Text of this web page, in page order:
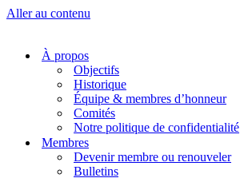
Aller au contenu
À propos
Objectifs
Historique
Équipe & membres d’honneur
Comités
Notre politique de confidentialité
Membres
Devenir membre ou renouveler
Bulletins